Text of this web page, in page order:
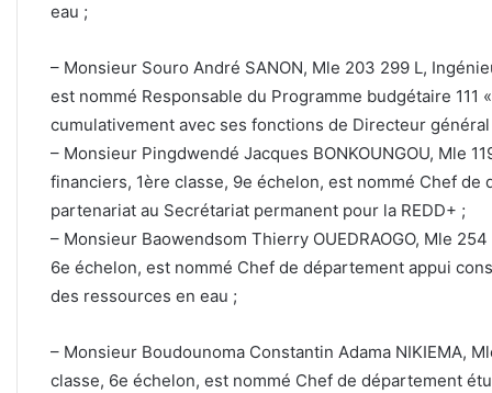
eau ;
– Monsieur Souro André SANON, Mle 203 299 L,
est nommé Responsable du Programme budgétaire 111
cumulativement avec ses fonctions de Directeur général
– Monsieur Pingdwendé Jacques BONKOUNGOU, Mle
financiers, 1ère classe, 9e échelon, est nommé Chef
partenariat au Secrétariat permanent pour la REDD+ ;
– Monsieur Baowendsom Thierry OUEDRAOGO, Mle
6e échelon, est nommé Chef de département appui
des ressources en eau ;
– Monsieur Boudounoma Constantin Adama NIKIEMA,
classe, 6e échelon, est nommé Chef de département